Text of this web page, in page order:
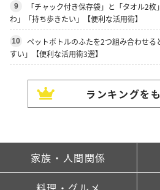
9
「チャック付き保存袋」と「タオル2
わ」「持ち歩きたい」【便利な活用術】
10
ペットボトルのふたを2つ組み合わせる
すい」【便利な活用術3選】
ランキングを
家族・人間関係